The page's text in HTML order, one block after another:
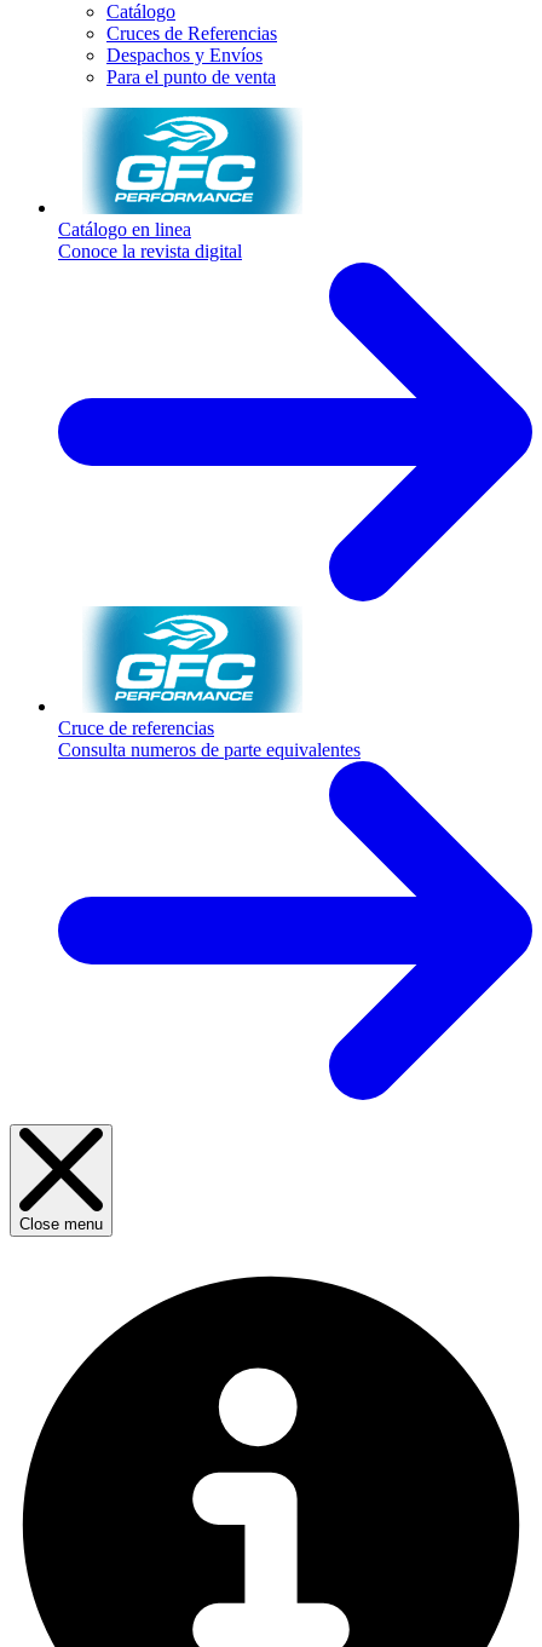
Catálogo
Cruces de Referencias
Despachos y Envíos
Para el punto de venta
Catálogo en linea
Conoce la revista digital
Cruce de referencias
Consulta numeros de parte equivalentes
Close menu